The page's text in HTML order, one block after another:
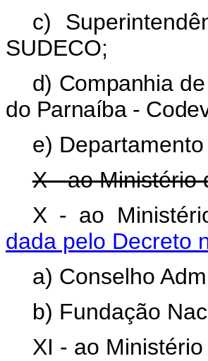
c)
SUDECO;
d) Companhia
do Parnaíba -
e)
X - ao Ministério
X - ao
dada pelo Decreto
a) Conselho
b) Fundação
XI - ao